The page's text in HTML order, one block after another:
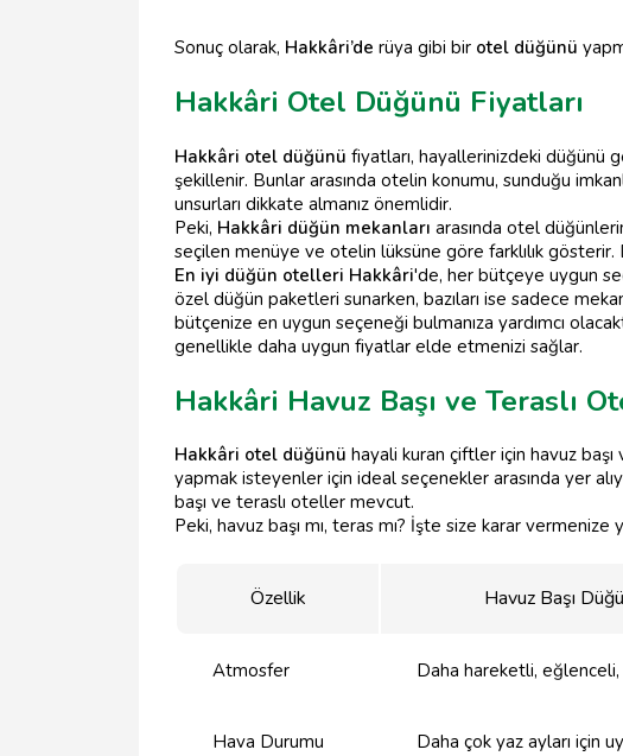
Sonuç olarak, Hakkâri’de rüya gibi bir otel düğünü
Hakkâri Otel Düğünü Fiyatları
Hakkâri otel düğünü fiyatları, hayallerinizdeki düğünü
şekillenir. Bunlar arasında otelin konumu, sunduğu
unsurları dikkate almanız önemlidir.
Peki, Hakkâri düğün mekanları arasında otel
seçilen menüye ve otelin lüksüne göre farklılık
En iyi düğün otelleri Hakkâri'de, her bütçeye uygun
özel düğün paketleri sunarken, bazıları ise sadece
bütçenize en uygun seçeneği bulmanıza yardımcı
genellikle daha uygun fiyatlar elde etmenizi sağlar.
Hakkâri Havuz Başı ve Teraslı
Hakkâri otel düğünü hayali kuran çiftler için havuz
yapmak isteyenler için ideal seçenekler arasında yer
başı ve teraslı oteller mevcut.
Peki, havuz başı mı, teras mı? İşte size karar vermenize
Özellik Havuz Başı
Atmosfer Daha hareketli, eğlenceli,
Hava Durumu Daha çok yaz ayları için